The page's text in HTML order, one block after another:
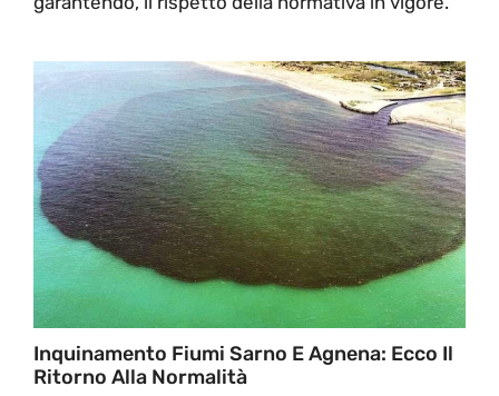
Inquinamento Fiumi Sarno E Agnena: Ecco Il
Ritorno Alla Normalità